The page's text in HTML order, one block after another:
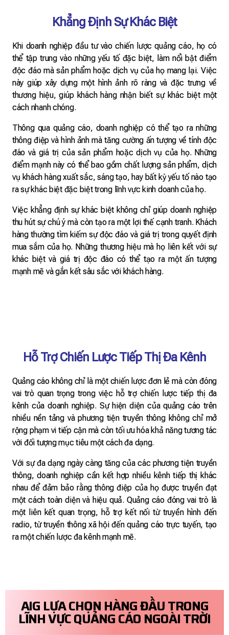
Khẳng Định Sự Khác Biệt
Khi doanh nghiệp đầu tư vào chiến lược quảng cáo, họ có
thể tập trung vào những yếu tố đặc biệt, làm nổi bật điểm
độc đáo mà sản phẩm hoặc dịch vụ của họ mang lại. Việc
này giúp xây dựng một hình ảnh rõ ràng và đặc trưng về
thương hiệu, giúp khách hàng nhận biết sự khác biệt một
cách nhanh chóng.
Thông qua quảng cáo, doanh nghiệp có thể tạo ra những
thông điệp và hình ảnh mà tăng cường ấn tượng về tính độc
đáo và giá trị của sản phẩm hoặc dịch vụ của họ. Những
điểm mạnh này có thể bao gồm chất lượng sản phẩm, dịch
vụ khách hàng xuất sắc, sáng tạo, hay bất kỳ yếu tố nào tạo
ra sự khác biệt đặc biệt trong lĩnh vực kinh doanh của họ.
Việc khẳng định sự khác biệt không chỉ giúp doanh nghiệp
thu hút sự chú ý mà còn tạo ra một lợi thế cạnh tranh. Khách
hàng thường tìm kiếm sự độc đáo và giá trị trong quyết định
mua sắm của họ. Những thương hiệu mà họ liên kết với sự
khác biệt và giá trị độc đáo có thể tạo ra một ấn tượng
mạnh mẽ và gắn kết sâu sắc với khách hàng.
Hỗ Trợ Chiến Lược Tiếp Thị Đa Kênh
Quảng cáo không chỉ là một chiến lược đơn lẻ mà còn đóng
vai trò quan trọng trong việc hỗ trợ chiến lược tiếp thị đa
kênh của doanh nghiệp. Sự hiện diện của quảng cáo trên
nhiều nền tảng và phương tiện truyền thông không chỉ mở
rộng phạm vi tiếp cận mà còn tối ưu hóa khả năng tương tác
với đối tượng mục tiêu một cách đa dạng.
Với sự đa dạng ngày càng tăng của các phương tiện truyền
thông, doanh nghiệp cần kết hợp nhiều kênh tiếp thị khác
nhau để đảm bảo rằng thông điệp của họ được truyền đạt
một cách toàn diện và hiệu quả. Quảng cáo đóng vai trò là
một liên kết quan trọng, hỗ trợ kết nối từ truyền hình đến
radio, từ truyền thông xã hội đến quảng cáo trực tuyến, tạo
ra một chiến lược đa kênh mạnh mẽ.
AIG LỰA CHỌN HÀNG ĐẦU TRONG
LĨNH VỰC QUẢNG CÁO NGOÀI TRỜI